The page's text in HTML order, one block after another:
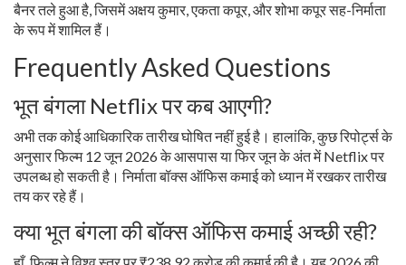
बैनर तले हुआ है, जिसमेंअक्षय कुमार,एकता कपूर, औरशोभा कपूरसह-निर्माता
के रूप में शामिल हैं।
Frequently Asked Questions
भूत बंगला Netflix पर कब आएगी?
अभी तक कोई आधिकारिक तारीख घोषित नहीं हुई है। हालांकि, कुछ रिपोर्ट्स के
अनुसार फिल्म 12 जून 2026 के आसपास या फिर जून के अंत में Netflix पर
उपलब्ध हो सकती है। निर्माता बॉक्स ऑफिस कमाई को ध्यान में रखकर तारीख
तय कर रहे हैं।
क्या भूत बंगला की बॉक्स ऑफिस कमाई अच्छी रही?